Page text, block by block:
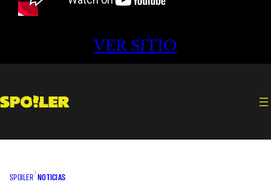
VER SITIO
SPOILER NOTICIAS